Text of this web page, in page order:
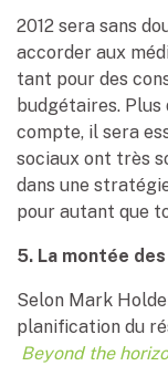
2012 sera sans
accorder aux
tant pour des
budgétaires. Plus
compte, il sera
sociaux ont très
dans une
pour autant que
5. La montée
Selon Mark
planification du
Beyond the